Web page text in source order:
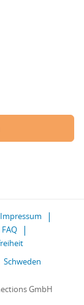
Impressum
FAQ
Schweden
GmbH